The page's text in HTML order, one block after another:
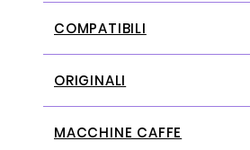
COMPATIBILI
ORIGINALI
MACCHINE CAFFE